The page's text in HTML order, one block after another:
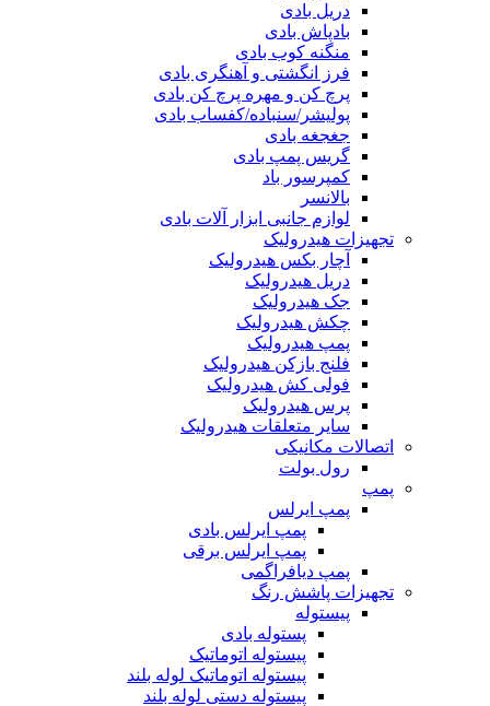
دریل بادی
بادپاش بادی
منگنه کوب بادی
فرز انگشتی و آهنگری بادی
پرچ کن و مهره پرچ کن بادی
پولیشر/سنباده/کفساب بادی
جغجغه بادی
گریس پمپ بادی
کمپرسور باد
بالانسر
لوازم جانبی ابزار آلات بادی
تجهیزات هیدرولیک
آچار بکس هیدرولیک
دریل هیدرولیک
جک هیدرولیک
چکش هیدرولیک
پمپ هیدرولیک
فلنج بازکن هیدرولیک
فولی کش هیدرولیک
پرس هیدرولیک
سایر متعلقات هیدرولیک
اتصالات مکانیکی
رول بولت
پمپ
پمپ ایرلس
پمپ ایرلس بادی
پمپ ایرلس برقی
پمپ دیافراگمی
تجهیزات پاشش رنگ
پیستوله
پستوله بادی
پیستوله اتوماتیک
پیستوله اتوماتیک لوله بلند
پیستوله دستی لوله بلند